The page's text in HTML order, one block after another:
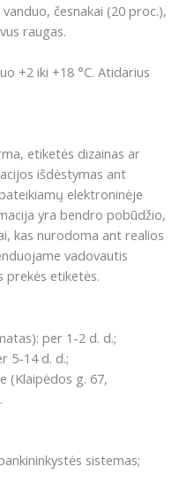
česnakai (20 proc.),
raugas.
+2 iki +18 °C. Atidarius
etiketės dizainas ar
išdėstymas ant
elektroninėje
yra bendro pobūdžio,
kas nurodoma ant realios
vadovautis
prekės etiketės.
per 1-2 d. d.;
5-14 d. d.;
(Klaipėdos g. 67,
sistemas;